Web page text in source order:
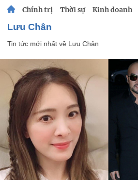
Chính trị Thời sự Kinh doanh
Lưu Chân
Tin tức mới nhất về Lưu Chân